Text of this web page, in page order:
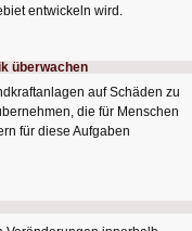
entwickeln wird.
überwachen
auf Schäden zu
die für Menschen
für diese Aufgaben